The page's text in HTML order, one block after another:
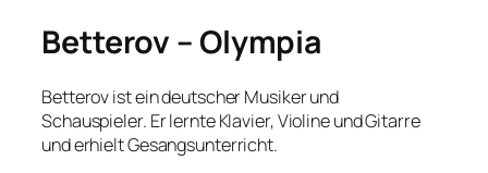
Betterov – Olympia
Betterov ist ein deutscher Musiker und
Schauspieler. Er lernte Klavier, Violine und Gitarre
und erhielt Gesangsunterricht.